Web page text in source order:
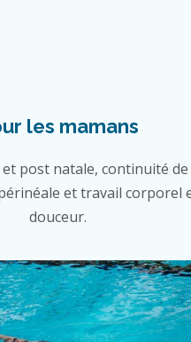
les mamans
post natale, continuité de
et travail corporel
douceur.